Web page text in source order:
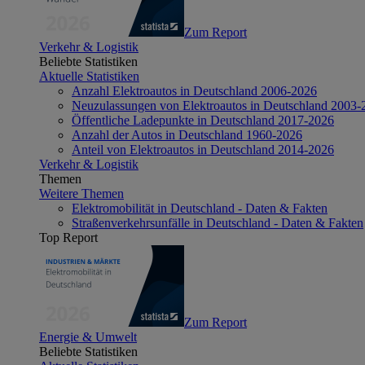
Zum Report
Verkehr & Logistik
Beliebte Statistiken
Aktuelle Statistiken
Anzahl Elektroautos in Deutschland 2006-2026
Neuzulassungen von Elektroautos in Deutschland 2003-
Öffentliche Ladepunkte in Deutschland 2017-2026
Anzahl der Autos in Deutschland 1960-2026
Anteil von Elektroautos in Deutschland 2014-2026
Verkehr & Logistik
Themen
Weitere Themen
Elektromobilität in Deutschland - Daten & Fakten
Straßenverkehrsunfälle in Deutschland - Daten & Fakten
Top Report
Zum Report
Energie & Umwelt
Beliebte Statistiken